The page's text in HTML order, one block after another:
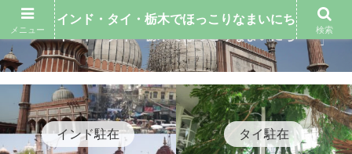
インド駐在 タイ駐在
メニュー
インド・タイ・栃木でほっこりなまいにち
検索